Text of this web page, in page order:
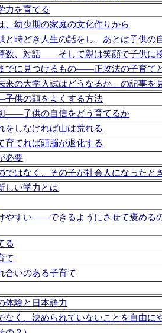
力を育てる
、幼少期の家庭の文化作りから
時どき人生の話をし、あとは子供の
数、対話――そして親は笑顔で子供に
でに見つけるもの――正攻法の子育て
の大学入試はどうなるか」の記事を
供の頭をよくする方法
――子供の自信をどう育てるか
をしなければ山は荒れる
育てれば頭脳が退化する
必要
はなく、その子が社会人になったと
しい学力とは
やすい――できるようにさせて褒める
る
て
いのある子育て
験と日本語力
なく、決められていないことを自由に